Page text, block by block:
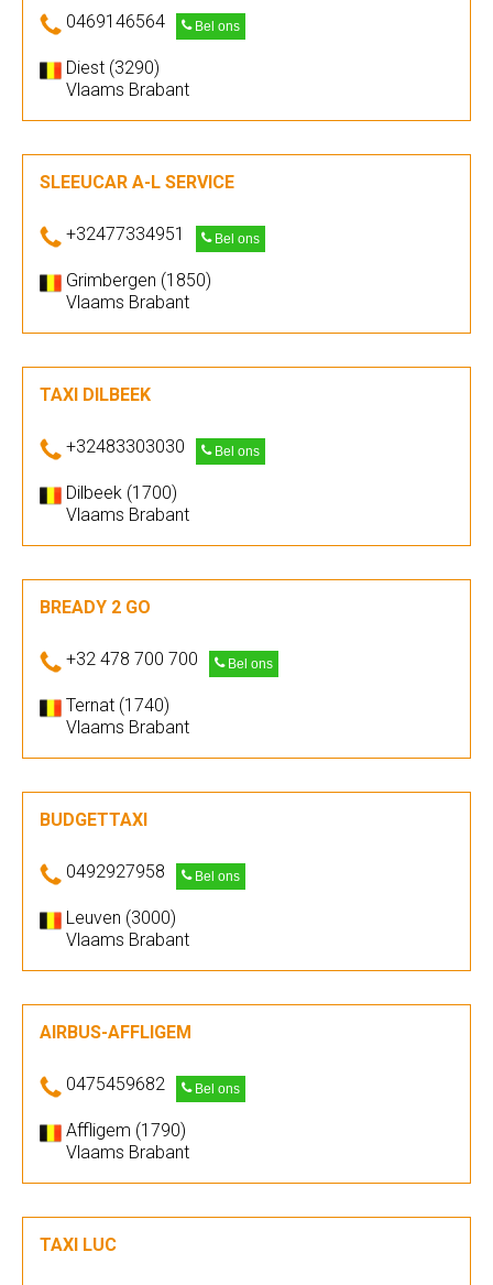
0469146564 Bel ons
Diest (3290)
Vlaams Brabant
SLEEUCAR A-L SERVICE
+32477334951 Bel ons
Grimbergen (1850)
Vlaams Brabant
TAXI DILBEEK
+32483303030 Bel ons
Dilbeek (1700)
Vlaams Brabant
BREADY 2 GO
+32 478 700 700 Bel ons
Ternat (1740)
Vlaams Brabant
BUDGETTAXI
0492927958 Bel ons
Leuven (3000)
Vlaams Brabant
AIRBUS-AFFLIGEM
0475459682 Bel ons
Affligem (1790)
Vlaams Brabant
TAXI LUC